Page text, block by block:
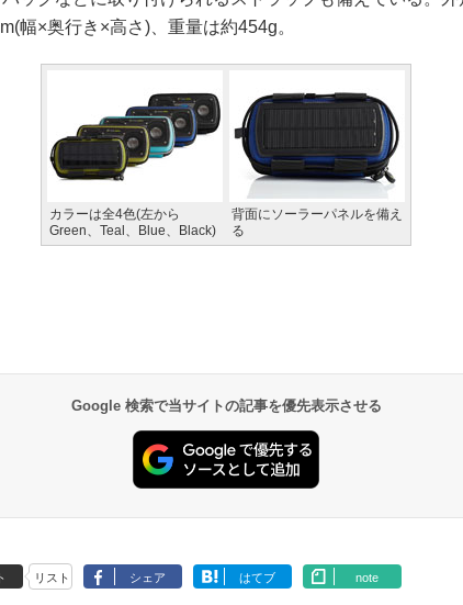
幅×奥行き×高さ)、重量は約454g。
カラーは全4色(左から
Green、Teal、Blue、Black)
背面にソーラーパネルを備え
る
Google 検索で当サイトの記事を優先表示させる
リスト シェア はてブ note